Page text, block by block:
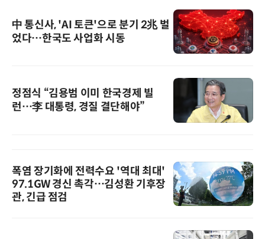
中 통신사, 'AI 토큰'으로 분기 2兆 벌
었다…한국도 사업화 시동
정점식 “김용범 이미 한국경제 빌
런…李 대통령, 경질 결단해야”
폭염 장기화에 전력수요 '역대 최대'
97.1GW 경신 촉각…김성환 기후장
관, 긴급 점검